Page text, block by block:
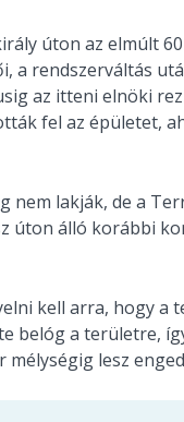
úton az elmúlt
a rendszerváltás
az itteni elnöki
fel az épületet,
lakják, de a
úton álló korábbi
kell arra, hogy a
belóg a területre,
lesz